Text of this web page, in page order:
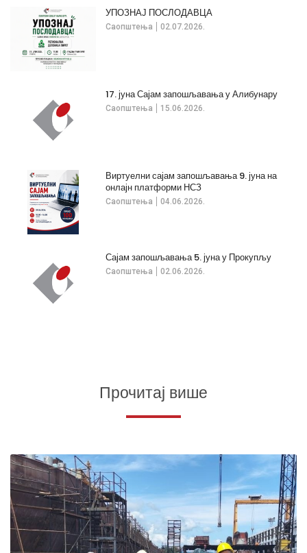
Саопштења 02.07.2026.
УПОЗНАЈ ПОСЛОДАВЦА
Саопштења 15.06.2026.
17. јуна Сајам запошљавања у Алибунару
Саопштења 04.06.2026.
Виртуелни сајам запошљавања 9. јуна на
онлајн платформи НСЗ
Саопштења 02.06.2026.
Сајам запошљавања 5. јуна у Прокупљу
Прочитај више